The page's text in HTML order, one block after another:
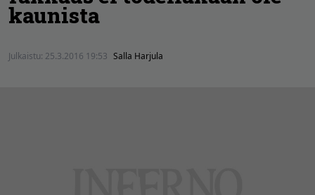
kaunista
Julkaistu: 25.3.2016 19:53 Salla Harjula